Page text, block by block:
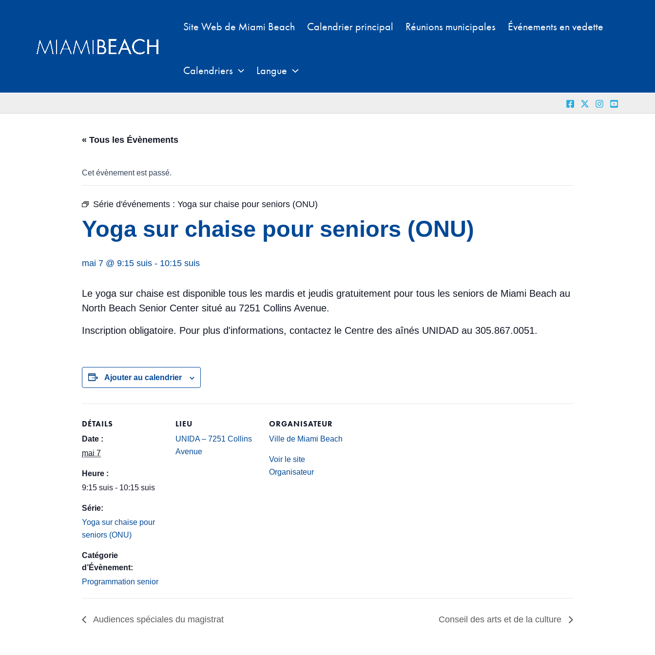
Site Web de Miami Beach Calendrier principal Réunions municipales Événements en vedette
Calendriers Langue
« Tous les Évènements
Cet évènement est passé.
Série d'événements : Yoga sur chaise pour seniors (ONU)
Yoga sur chaise pour seniors (ONU)
mai 7 @ 9:15 suis - 10:15 suis
Le yoga sur chaise est disponible tous les mardis et jeudis gratuitement pour tous les seniors de Miami Beach au
North Beach Senior Center situé au 7251 Collins Avenue.
Inscription obligatoire. Pour plus d'informations, contactez le Centre des aînés UNIDAD au 305.867.0051.
Ajouter au calendrier
DÉTAILS
Date :
mai 7
Heure :
9:15 suis - 10:15 suis
Série:
Yoga sur chaise pour
seniors (ONU)
Catégorie
d’Évènement:
Programmation senior
LIEU
UNIDA – 7251 Collins
Avenue
ORGANISATEUR
Ville de Miami Beach
Voir le site
Organisateur
Audiences spéciales du magistrat Conseil des arts et de la culture